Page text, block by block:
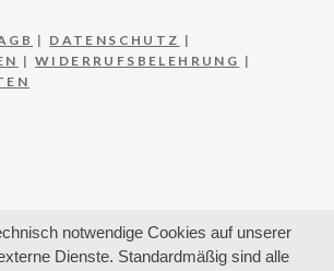
| DATENSCHUTZ |
|WIDERRUFSBELEHRUNG |
notwendige Cookies auf unserer
Dienste. Standardmäßig sind alle